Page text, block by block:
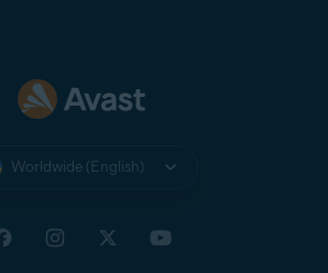
Worldwide (English)